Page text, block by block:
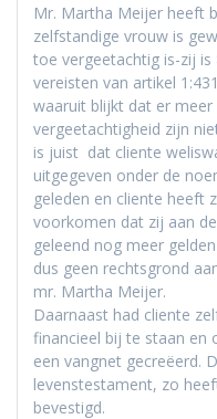
Mr. Martha Meijer heeft
zelfstandige vrouw is
toe vergeetachtig is-zij
vereisten van artikel
waaruit blijkt dat er meer
vergeetachtigheid zijn
is juist dat cliente
uitgegeven onder de
geleden en cliente heeft
voorkomen dat zij aan
geleend nog meer
dus geen rechtsgrond
mr. Martha Meijer.
Daarnaast had cliente
financieel bij te staan en
een vangnet gecreëerd.
levenstestament, zo
bevestigd.